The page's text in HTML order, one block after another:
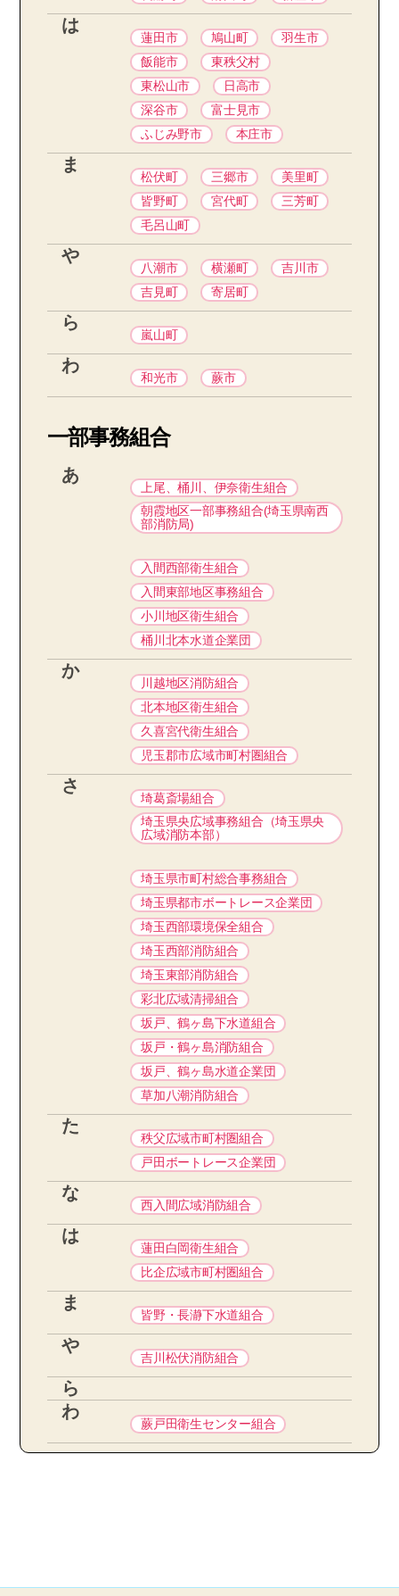
は
蓮田市 鳩山町
羽生市
飯能市
東秩父村
東松山市
日高市
深谷市
富士見市
ふじみ野市
本庄市
ま
松伏町 三郷市
美里町
皆野町
宮代町
三芳町
毛呂山町
や
八潮市 横瀬町
吉川市
吉見町
寄居町
ら
嵐山町
わ
和光市 蕨市
一部事務組合
あ
上尾、桶川、伊奈衛生組合
朝霞地区一部事務組合(埼玉県南西
部消防局)
入間西部衛生組合
入間東部地区事務組合
小川地区衛生組合
桶川北本水道企業団
か
川越地区消防組合
北本地区衛生組合
久喜宮代衛生組合
児玉郡市広域市町村圏組合
さ
埼葛斎場組合
埼玉県央広域事務組合（埼玉県央
広域消防本部）
埼玉県市町村総合事務組合
埼玉県都市ボートレース企業団
埼玉西部環境保全組合
埼玉西部消防組合
埼玉東部消防組合
彩北広域清掃組合
坂戸、鶴ヶ島下水道組合
坂戸・鶴ヶ島消防組合
坂戸、鶴ヶ島水道企業団
草加八潮消防組合
た
秩父広域市町村圏組合
戸田ボートレース企業団
な
西入間広域消防組合
は
蓮田白岡衛生組合
比企広域市町村圏組合
ま
皆野・長瀞下水道組合
や
吉川松伏消防組合
ら
わ
蕨戸田衛生センター組合